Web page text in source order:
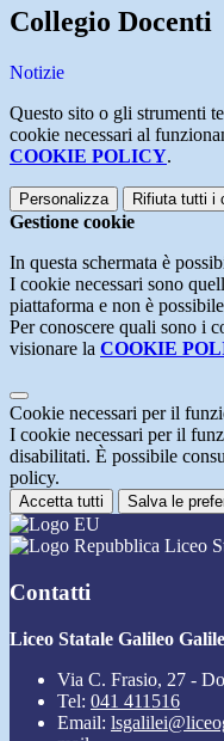
Collegio Docenti
Notizie
Questo sito o gli strumenti
cookie necessari al
COOKIE POLICY.
Personalizza Rifiuta tutti i
Gestione cookie
In questa schermata è
I cookie necessari sono
piattaforma e non è
Per conoscere quali sono i
visionare la COOKIE
Cookie necessari per il
I cookie necessari per il
disabilitati. È possibile
policy.
Accetta tutti Salva le
Liceo
Contatti
Liceo Statale Galileo
Via C. Frasio, 27 -
Tel: 041 411516
Email: